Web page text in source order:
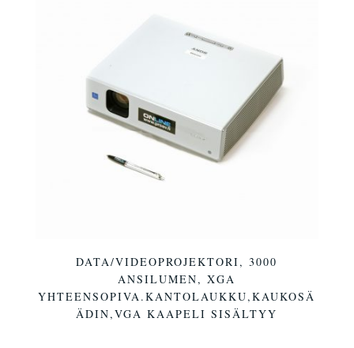
DATA/VIDEOPROJEKTORI, 3000
ANSILUMEN, XGA
YHTEENSOPIVA.KANTOLAUKKU,KAUKOSÄ
ÄDIN,VGA KAAPELI SISÄLTYY